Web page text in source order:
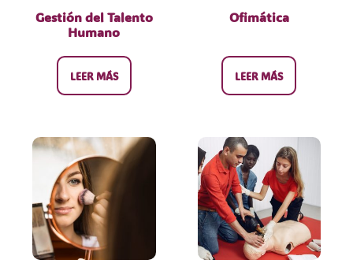
Gestión del Talento
Humano
LEER MÁS
Ofimática
LEER MÁS